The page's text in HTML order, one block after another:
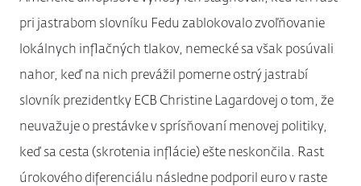
pri jastrabom slovníku Fedu zablokovalo zvoľňovanie
lokálnych inflačných tlakov, nemecké sa však posúvali
nahor, keď na nich prevážil pomerne ostrý jastrabí
slovník prezidentky ECB Christine Lagardovej o tom, že
neuvažuje o prestávke v sprísňovaní menovej politiky,
keď sa cesta (skrotenia inflácie) ešte neskončila. Rast
úrokového diferenciálu následne podporil euro v raste